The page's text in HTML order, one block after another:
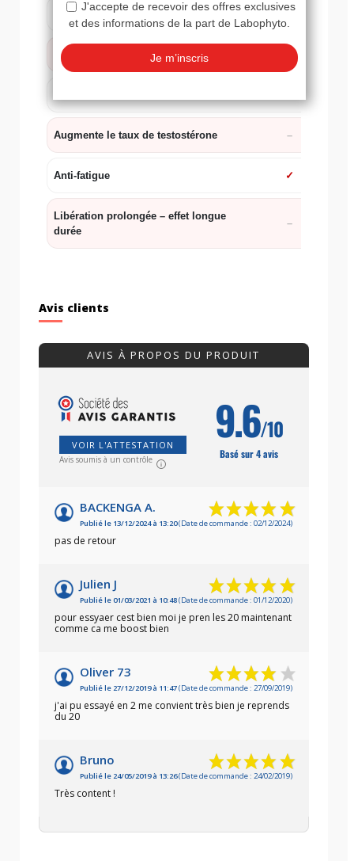
Améliore la vigueur ✓
Lutte contre l'éjaculation précoce
Augmente le taux de testostérone
Anti-fatigue ✓
Libération prolongée – effet longue
durée
Avis clients
AVIS À PROPOS DU PRODUIT
VOIR L'ATTESTATION
Avis soumis à un contrôle
9.6/10
Basé sur 4 avis
BACKENGA A.
Publié le 13/12/2024 à 13:20(Date de commande : 02/12/2024)
pas de retour
Julien J
Publié le 01/03/2021 à 10:48(Date de commande : 01/12/2020)
pour essyaer cest bien moi je pren les 20 maintenant
comme ca me boost bien
Oliver 73
Publié le 27/12/2019 à 11:47(Date de commande : 27/09/2019)
j'ai pu essayé en 2 me convient très bien je reprends
du 20
Bruno
Publié le 24/05/2019 à 13:26(Date de commande : 24/02/2019)
Très content !